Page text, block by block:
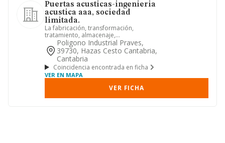
Puertas acusticas-ingenieria
acustica aaa, sociedad
limitada.
La fabricación, transformación,
tratamiento, almacenaje,
comercialización, instalación, compra y
ve...
Poligono Industrial Praves,
39730, Hazas Cesto Cantabria,
Cantabria
Coincidencia encontrada en ficha
VER EN MAPA
VER FICHA